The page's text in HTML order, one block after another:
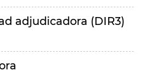
adjudicadora (DIR3)